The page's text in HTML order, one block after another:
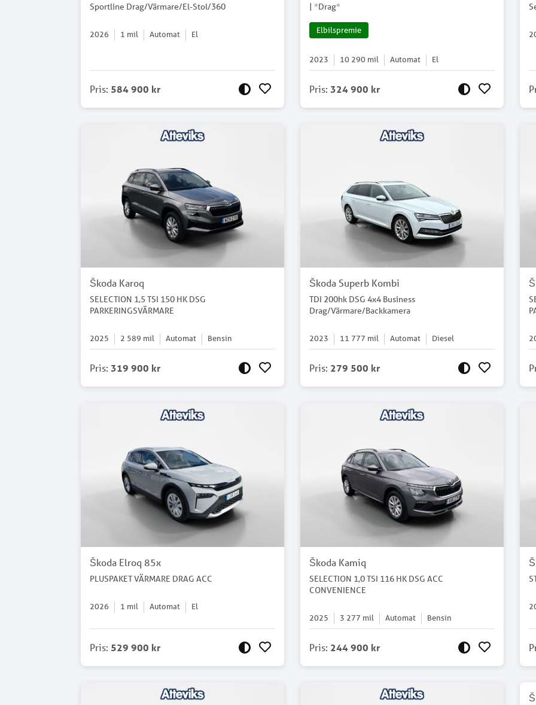
Sportline Drag/Värmare/El-Stol/360
2026 1 mil Automat El
Pris: 584 900 kr
| *Drag*
Elbilspremie
2023 10 290 mil Automat El
Pris:324 900 kr
Škoda Karoq
SELECTION 1,5 TSI 150 HK DSG
PARKERINGSVÄRMARE
2025 2 589 mil Automat Bensin
Pris:319 900 kr
Škoda Superb Kombi
TDI 200hk DSG 4x4 Business
Drag/Värmare/Backkamera
2023 11 777 mil Automat Diesel
Pris: 279 500 kr
Škoda Elroq 85x
PLUSPAKET VÄRMARE DRAG ACC
2026 1 mil Automat El
Pris: 529 900 kr
Škoda Kamiq
SELECTION 1,0 TSI 116 HK DSG ACC
CONVENIENCE
2025 3 277 mil Automat Bensin
Pris: 244 900 kr